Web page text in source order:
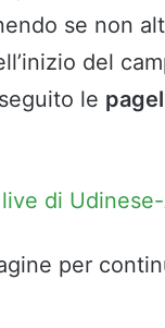
se non
del
le
di
per